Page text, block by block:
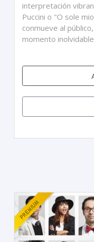
interpretación
Puccini o "O sole
conmueve al
momento